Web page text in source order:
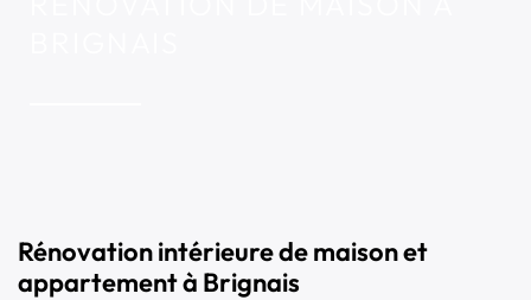
Rénovation intérieure de maison et
appartement à Brignais